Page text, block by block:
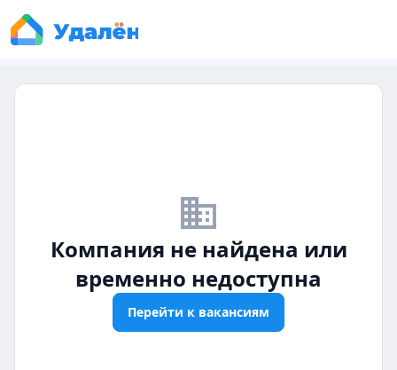
business_off
Компания не найдена или
временно недоступна
Перейти к вакансиям